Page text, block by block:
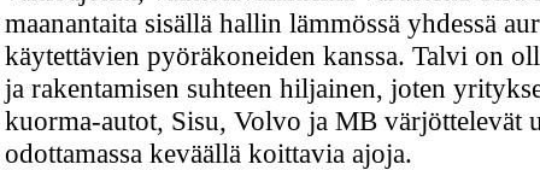
maanantaita sisällä hallin lämmössä yhdessä
käytettävien pyöräkoneiden kanssa. Talvi on
ja rakentamisen suhteen hiljainen, joten
kuorma-autot, Sisu, Volvo ja MB värjöttelevät
odottamassa keväällä koittavia ajoja.